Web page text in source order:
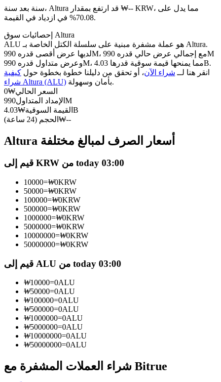
العقود الآجلة USDC
العقود الآجلة باستخدام USDC كضمان
استمتع بتقاسم الأرباح وعمولات نسخ التداول
سنة بعد سنة، Altura قد ارتفع بمقدار ₩-- KRW، مما يدل على
70.08% في ازدياد في القيمة.
إحصائيات سوق Altura
ALU هو عملة مشفرة مبنية على سلسلة الكتل الخاصة بـ Altura.
لديها عرض أقصى قدره 990M، مع إجمالي عرض حالي قدره 990M
وعرض متداول قدره 990M، مما يمنحها قيمة سوقية قدرها 4.03B.
انقر هنا لــ شراء الآن، أو تحقق من دليلنا خطوة بخطوة حول كيفية
شراء Altura (ALU)
بأمان وسهولة.
السعر الحالي₩
0
الإمداد المتداول 990M
القيمة السوقية₩
4.03B
الحجم (24 ساعة) ₩--
Altura أسعار الصرف لمبالغ مختلفة
قيم إلى KRW من today 03:00
10000=₩0KRW
50000=₩0KRW
100000=₩0KRW
500000=₩0KRW
1000000=₩0KRW
5000000=₩0KRW
10000000=₩0KRW
50000000=₩0KRW
قيم إلى ALU من today 03:00
₩10000=0ALU
₩50000=0ALU
₩100000=0ALU
₩500000=0ALU
₩1000000=0ALU
₩5000000=0ALU
₩10000000=0ALU
₩50000000=0ALU
شراء العملات المشفرة مع Bitrue